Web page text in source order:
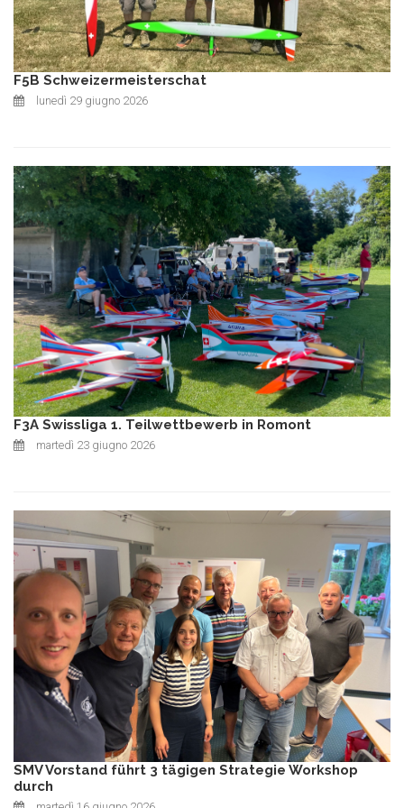
F5B Schweizermeisterschat
lunedì 29 giugno 2026
F3A Swissliga 1. Teilwettbewerb in Romont
martedì 23 giugno 2026
SMV Vorstand führt 3 tägigen Strategie Workshop
durch